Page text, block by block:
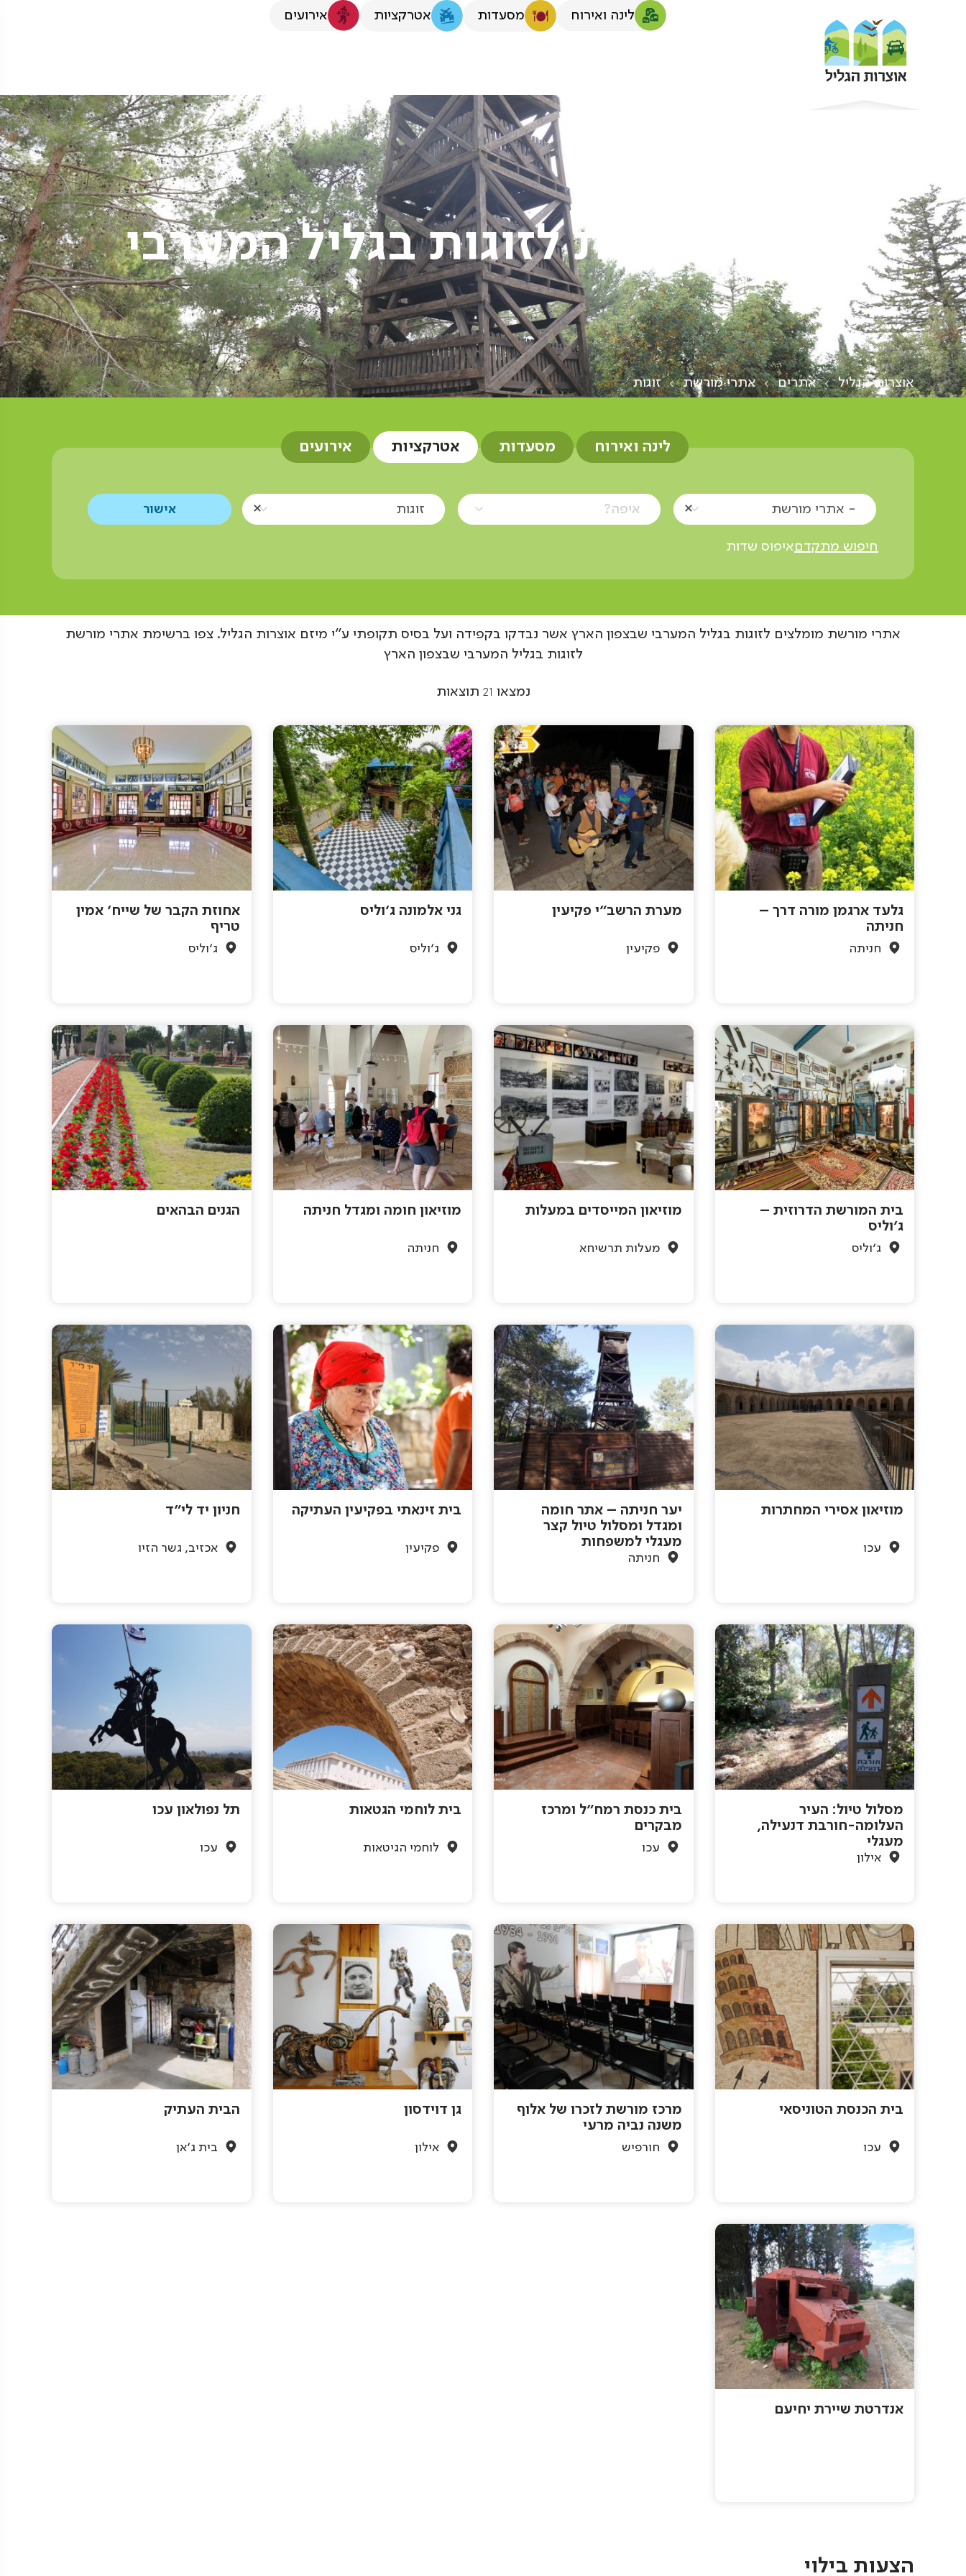
לינה ואירוח מסעדות אטרקציות אירועים
אתרי מורשת לזוגות בגליל המערבי
אוצרות הגליל אתרים אתרי מורשת זוגות
לינה ואירוח מסעדות אטרקציות אירועים
- אתרי מורשת איפה? זוגות
חיפוש מתקדםאיפוס שדות
אתרי מורשת מומלצים לזוגות בגליל המערבי שבצפון הארץ אשר נבדקו בקפידה ועל בסיס תקופתי ע"י מיזם אוצרות הגליל. צפו ברשימת אתרי מורשת
לזוגות בגליל המערבי שבצפון הארץ
נמצאו 21 תוצאות
גלעד ארגמן מורה דרך –
חניתה
חניתה
מערת הרשב"י פקיעין
פקיעין
גני אלמונה ג'וליס
ג'וליס
אחוזת הקבר של שייח' אמין
טריף
ג'וליס
בית המורשת הדרוזית –
ג'וליס
ג'וליס
מוזיאון המייסדים במעלות
מעלות תרשיחא
מוזיאון חומה ומגדל חניתה
חניתה
הגנים הבהאים
מוזיאון אסירי המחתרות
עכו
יער חניתה – אתר חומה
ומגדל ומסלול טיול קצר
מעגלי למשפחות
חניתה
בית זינאתי בפקיעין העתיקה
פקיעין
חניון יד לי"ד
אכזיב, גשר הזיו
מסלול טיול: העיר
העלומה-חורבת דנעילה,
מעגלי
אילון
בית כנסת רמח"ל ומרכז
מבקרים
עכו
בית לוחמי הגטאות
לוחמי הגיטאות
תל נפולאון עכו
עכו
בית הכנסת הטוניסאי
עכו
מרכז מורשת לזכרו של אלוף
משנה נביה מרעי
חורפיש
גן דוידסון
אילון
הבית העתיק
בית ג'אן
אנדרטת שיירת יחיעם
הצעות בילוי